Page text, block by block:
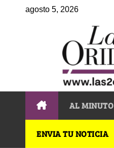
agosto 5, 2026
AL MINUTO
ENVIA TU NOTICIA